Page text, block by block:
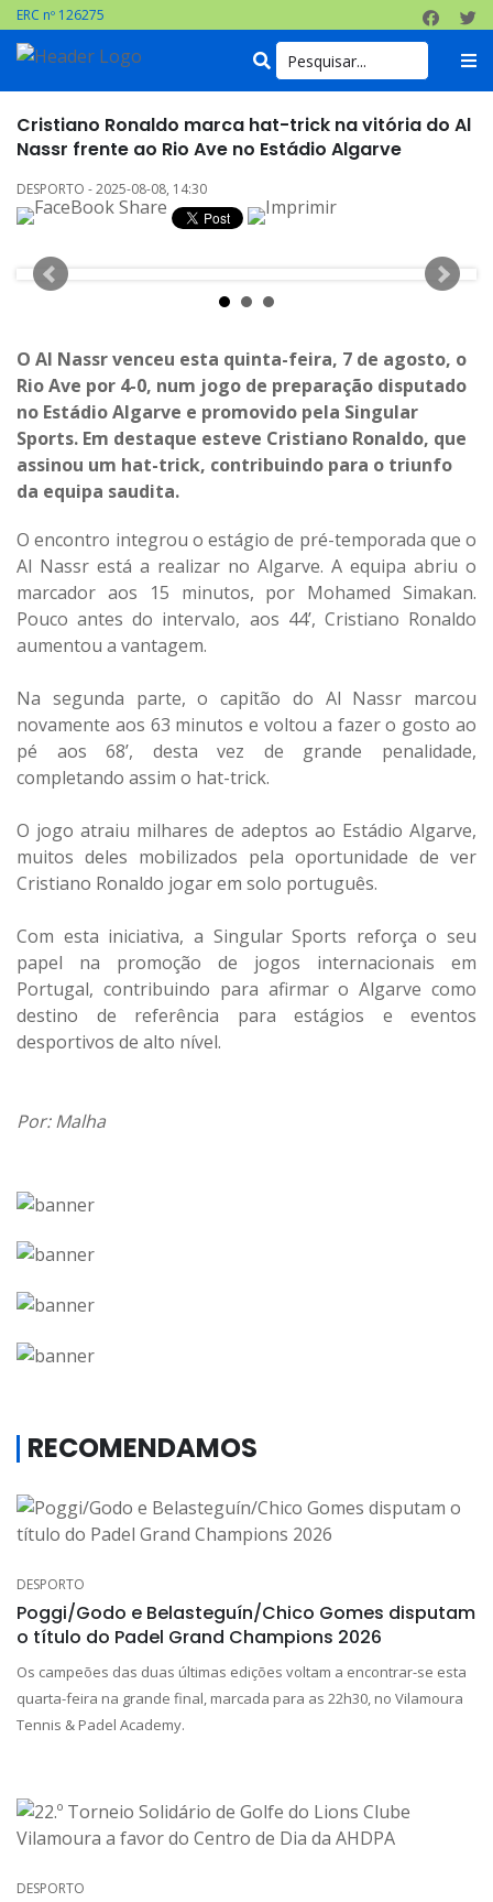
ERC nº 126275
Cristiano Ronaldo marca hat-trick na vitória do Al
Nassr frente ao Rio Ave no Estádio Algarve
DESPORTO - 2025-08-08, 14:30
O Al Nassr venceu esta quinta-feira, 7 de agosto, o
Rio Ave por 4-0, num jogo de preparação disputado
no Estádio Algarve e promovido pela Singular
Sports. Em destaque esteve Cristiano Ronaldo, que
assinou um hat-trick, contribuindo para o triunfo
da equipa saudita.
O encontro integrou o estágio de pré-temporada que o
Al Nassr está a realizar no Algarve. A equipa abriu o
marcador aos 15 minutos, por Mohamed Simakan.
Pouco antes do intervalo, aos 44’, Cristiano Ronaldo
aumentou a vantagem.
Na segunda parte, o capitão do Al Nassr marcou
novamente aos 63 minutos e voltou a fazer o gosto ao
pé aos 68’, desta vez de grande penalidade,
completando assim o hat-trick.
O jogo atraiu milhares de adeptos ao Estádio Algarve,
muitos deles mobilizados pela oportunidade de ver
Cristiano Ronaldo jogar em solo português.
Com esta iniciativa, a Singular Sports reforça o seu
papel na promoção de jogos internacionais em
Portugal, contribuindo para afirmar o Algarve como
destino de referência para estágios e eventos
desportivos de alto nível.
Por: Malha
RECOMENDAMOS
DESPORTO
Poggi/Godo e Belasteguín/Chico Gomes disputam
o título do Padel Grand Champions 2026
Os campeões das duas últimas edições voltam a encontrar-se esta
quarta-feira na grande final, marcada para as 22h30, no Vilamoura
Tennis & Padel Academy.
DESPORTO